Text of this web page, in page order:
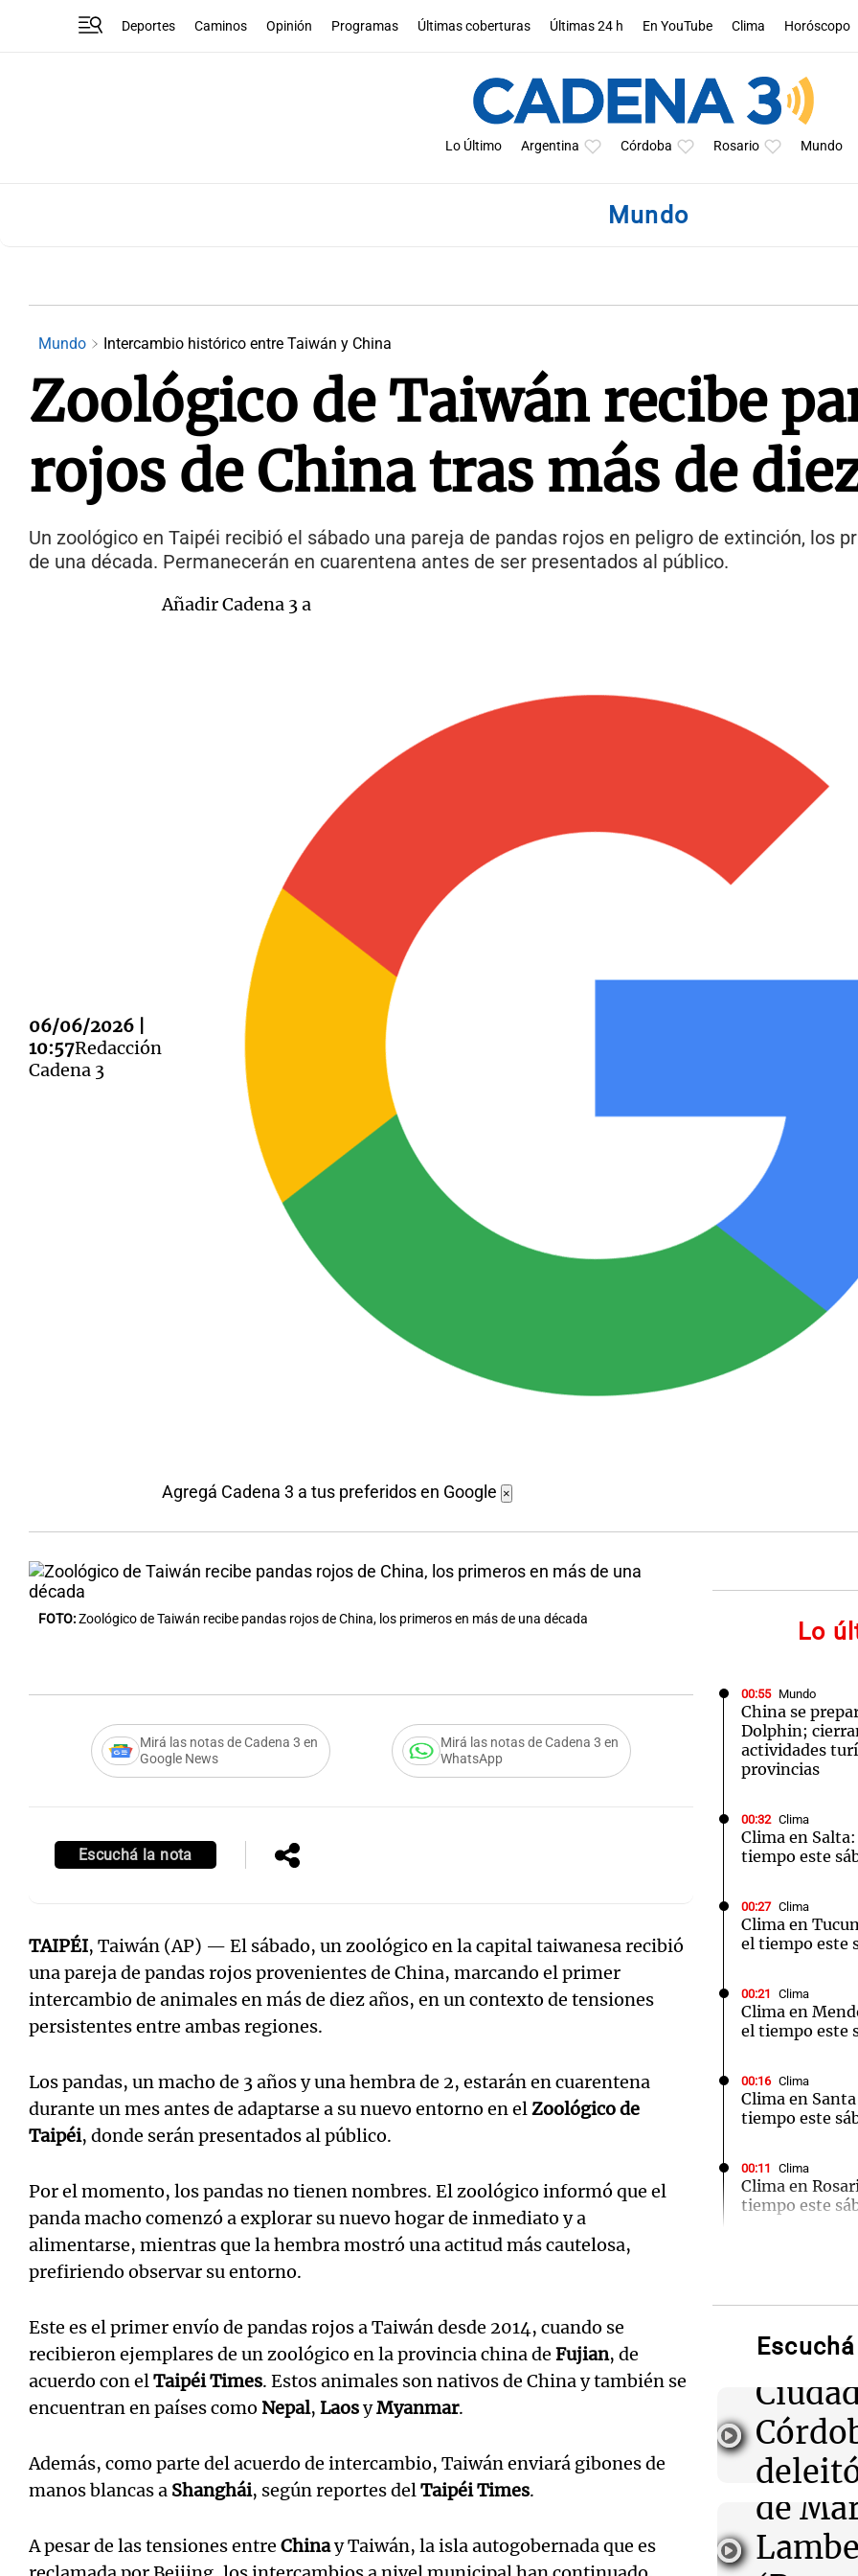
Deportes Caminos Opinión Programas Últimas coberturas Últimas 24 h En YouTube Clima Horóscopo
Lo Último Argentina Córdoba Rosario Mundo
Mundo
Mundo Intercambio histórico entre Taiwán y China
Zoológico de Taiwán recibe
rojos de China tras más de
Un zoológico en Taipéi recibió el sábado una pareja de pandas rojos en peligro de extinción, los
de una década. Permanecerán en cuarentena antes de ser presentados al público.
06/06/2026 |
10:57Redacción
Cadena 3
Añadir Cadena 3 a
Agregá Cadena 3 a tus preferidos en Google ×
FOTO:Zoológico de Taiwán recibe pandas rojos de China, los primeros en más de una década
Mirá las notas de Cadena 3 en
Google News
Mirá las notas de Cadena 3 en
WhatsApp
Escuchá la nota
TAIPÉI, Taiwán (AP) — El sábado, un zoológico en la capital taiwanesa recibió
una pareja de pandas rojos provenientes de China, marcando el primer
intercambio de animales en más de diez años, en un contexto de tensiones
persistentes entre ambas regiones.
Los pandas, un macho de 3 años y una hembra de 2, estarán en cuarentena
durante un mes antes de adaptarse a su nuevo entorno en elZoológico de
Taipéi, donde serán presentados al público.
Por el momento, los pandas no tienen nombres. El zoológico informó que el
panda macho comenzó a explorar su nuevo hogar de inmediato y a
alimentarse, mientras que la hembra mostró una actitud más cautelosa,
prefiriendo observar su entorno.
Este es el primer envío de pandas rojos a Taiwán desde 2014, cuando se
recibieron ejemplares de un zoológico en la provincia china de Fujian, de
acuerdo con elTaipéi Times. Estos animales son nativos de China y también se
encuentran en países como Nepal, LaosyMyanmar.
Además, como parte del acuerdo de intercambio, Taiwán enviará gibones de
manos blancas a Shanghái, según reportes delTaipéi Times.
A pesar de las tensiones entre Chinay Taiwán, la isla autogobernada que es
Lo
00:55 Mundo
China se
Dolphin;
actividades
provincias
00:32 Clima
Clima en
tiempo este
00:27 Clima
Clima en
el tiempo este
00:21 Clima
Clima en
el tiempo este
00:16 Clima
Clima en
tiempo este
00:11 Clima
Clima en
tiempo este
Cuarto y
Clima en
tiempo este
00:00 Clima
Clima en
tiempo este
radio
Audio.
de
de
Audio.
de
Editorial
Notas
Mundial 2026 La Sole en Cadena 3
Notas
Cadena 3